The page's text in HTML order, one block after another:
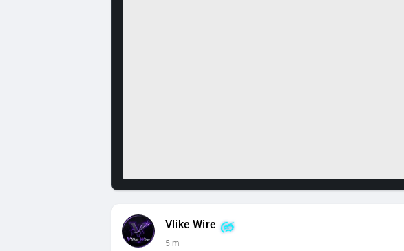
Vlike Wire
5 m